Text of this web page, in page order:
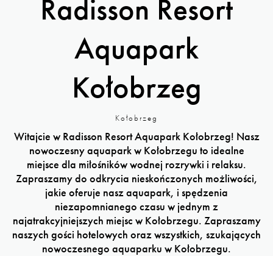
Radisson Resort
Aquapark
Kołobrzeg
Kołobrzeg
Witajcie w Radisson Resort Aquapark Kołobrzeg! Nasz
nowoczesny aquapark w Kołobrzegu to idealne
miejsce dla miłośników wodnej rozrywki i relaksu.
Zapraszamy do odkrycia nieskończonych możliwości,
jakie oferuje nasz aquapark, i spędzenia
niezapomnianego czasu w jednym z
najatrakcyjniejszych miejsc w Kołobrzegu. Zapraszamy
naszych gości hotelowych oraz wszystkich, szukających
nowoczesnego aquaparku w Kołobrzegu.